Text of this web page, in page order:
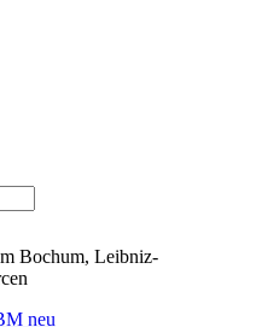
Bochum, Leibniz-